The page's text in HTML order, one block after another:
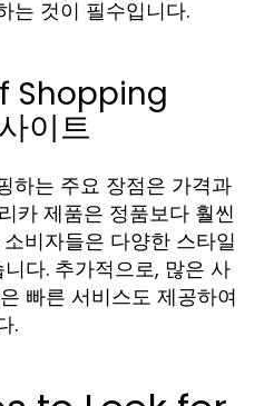
는 것이 필수입니다.
Shopping
이트
하는 주요 장점은 가격과
카 제품은 정품보다 훨씬
비자들은 다양한 스타일
다. 추가적으로, 많은 사
빠른 서비스도 제공하여
.